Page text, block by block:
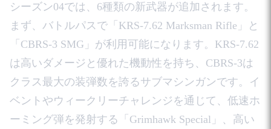
シーズン04では、6種類の新武器が追加されます。
まず、バトルパスで「KRS-7.62 Marksman Rifle」と
「CBRS-3 SMG」が利用可能になります。KRS-7.62
は高いダメージと優れた機動性を持ち、CBRS-3は
クラス最大の装弾数を誇るサブマシンガンです。イ
ベントやウィークリーチャレンジを通じて、低速ホ
ーミング弾を発射する「Grimhawk Special」、高い